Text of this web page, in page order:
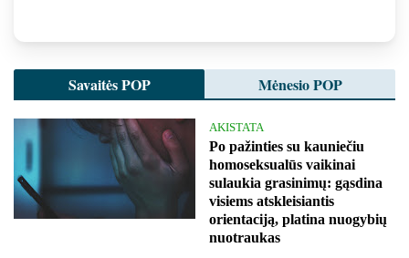
Savaitės POP Mėnesio POP
AKISTATA
Po pažinties su kauniečiu
homoseksualūs vaikinai
sulaukia grasinimų: gąsdina
visiems atskleisiantis
orientaciją, platina nuogybių
nuotraukas